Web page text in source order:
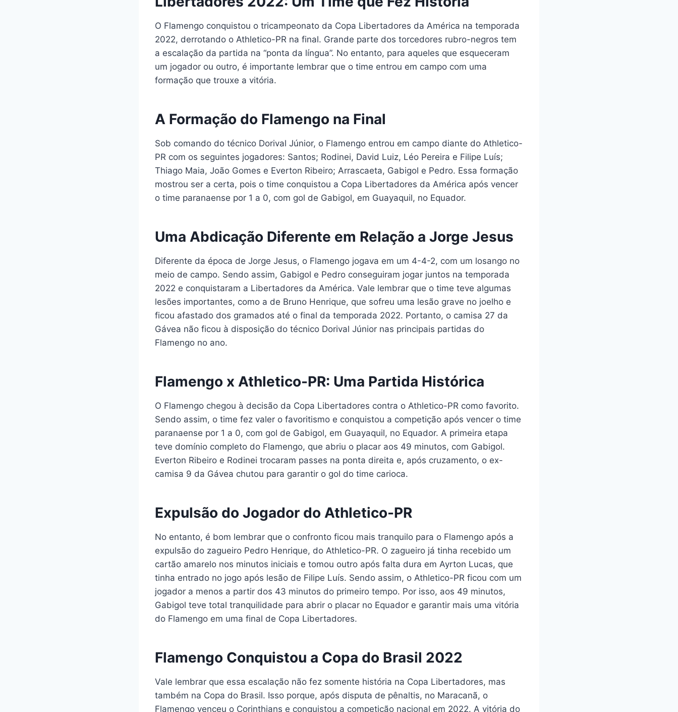
O Flamengo conquistou o tricampeonato da Copa Libertadores da América na temporada
2022, derrotando o Athletico-PR na final. Grande parte dos torcedores rubro-negros tem
a escalação da partida na “ponta da língua”. No entanto, para aqueles que esqueceram
um jogador ou outro, é importante lembrar que o time entrou em campo com uma
formação que trouxe a vitória.
A Formação do Flamengo na Final
Sob comando do técnico Dorival Júnior, o Flamengo entrou em campo diante do Athletico-
PR com os seguintes jogadores: Santos; Rodinei, David Luiz, Léo Pereira e Filipe Luís;
Thiago Maia, João Gomes e Everton Ribeiro; Arrascaeta, Gabigol e Pedro. Essa formação
mostrou ser a certa, pois o time conquistou a Copa Libertadores da América após vencer
o time paranaense por 1 a 0, com gol de Gabigol, em Guayaquil, no Equador.
Uma Abdicação Diferente em Relação a Jorge Jesus
Diferente da época de Jorge Jesus, o Flamengo jogava em um 4-4-2, com um losango no
meio de campo. Sendo assim, Gabigol e Pedro conseguiram jogar juntos na temporada
2022 e conquistaram a Libertadores da América. Vale lembrar que o time teve algumas
lesões importantes, como a de Bruno Henrique, que sofreu uma lesão grave no joelho e
ficou afastado dos gramados até o final da temporada 2022. Portanto, o camisa 27 da
Gávea não ficou à disposição do técnico Dorival Júnior nas principais partidas do
Flamengo no ano.
Flamengo x Athletico-PR: Uma Partida Histórica
O Flamengo chegou à decisão da Copa Libertadores contra o Athletico-PR como favorito.
Sendo assim, o time fez valer o favoritismo e conquistou a competição após vencer o time
paranaense por 1 a 0, com gol de Gabigol, em Guayaquil, no Equador. A primeira etapa
teve domínio completo do Flamengo, que abriu o placar aos 49 minutos, com Gabigol.
Everton Ribeiro e Rodinei trocaram passes na ponta direita e, após cruzamento, o ex-
camisa 9 da Gávea chutou para garantir o gol do time carioca.
Expulsão do Jogador do Athletico-PR
No entanto, é bom lembrar que o confronto ficou mais tranquilo para o Flamengo após a
expulsão do zagueiro Pedro Henrique, do Athletico-PR. O zagueiro já tinha recebido um
cartão amarelo nos minutos iniciais e tomou outro após falta dura em Ayrton Lucas, que
tinha entrado no jogo após lesão de Filipe Luís. Sendo assim, o Athletico-PR ficou com um
jogador a menos a partir dos 43 minutos do primeiro tempo. Por isso, aos 49 minutos,
Gabigol teve total tranquilidade para abrir o placar no Equador e garantir mais uma vitória
do Flamengo em uma final de Copa Libertadores.
Flamengo Conquistou a Copa do Brasil 2022
Vale lembrar que essa escalação não fez somente história na Copa Libertadores, mas
também na Copa do Brasil. Isso porque, após disputa de pênaltis, no Maracanã, o
Flamengo venceu o Corinthians e conquistou a competição nacional em 2022. A vitória do